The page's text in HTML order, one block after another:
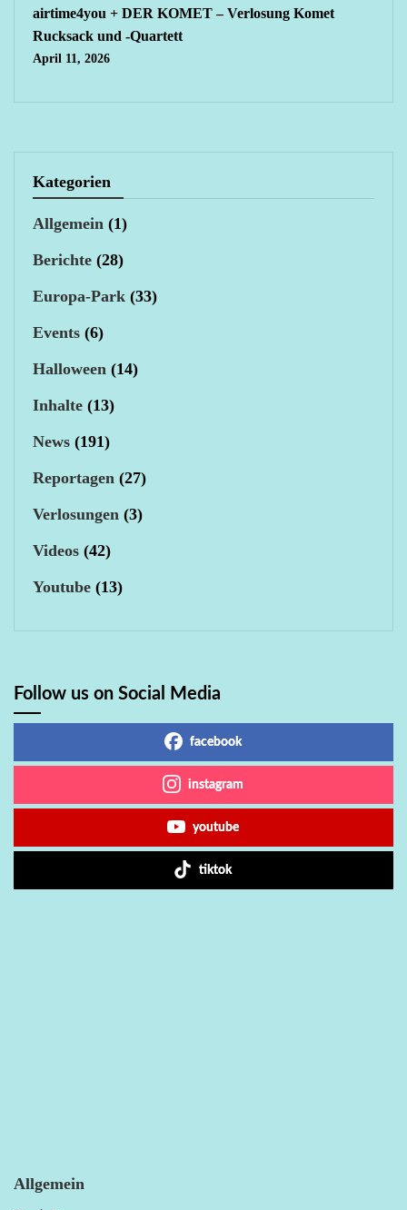
airtime4you + DER KOMET – Verlosung Komet
Rucksack und -Quartett
April 11, 2026
Kategorien
Allgemein (1)
Berichte (28)
Europa-Park (33)
Events (6)
Halloween (14)
Inhalte (13)
News (191)
Reportagen (27)
Verlosungen (3)
Videos (42)
Youtube (13)
Follow us on Social Media
facebook
instagram
youtube
tiktok
Allgemein